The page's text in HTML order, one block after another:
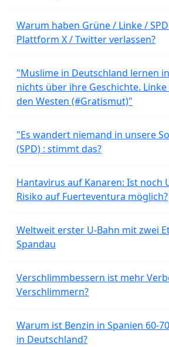
Warum haben Grüne / Linke /
Plattform X / Twitter verlassen?
"Muslime in Deutschland lernen
nichts über ihre Geschichte.
den Westen (#Gratismut)"
"Es wandert niemand in unsere
(SPD) : stimmt das?
Hantavirus auf Kanaren: Ist noch
Risiko auf Fuerteventura möglich?
Weltweit erster U-Bahn mit zwei
Spandau
Verschlimmbessern ist mehr
Verschlimmern?
Warum ist Benzin in Spanien 60-
in Deutschland?